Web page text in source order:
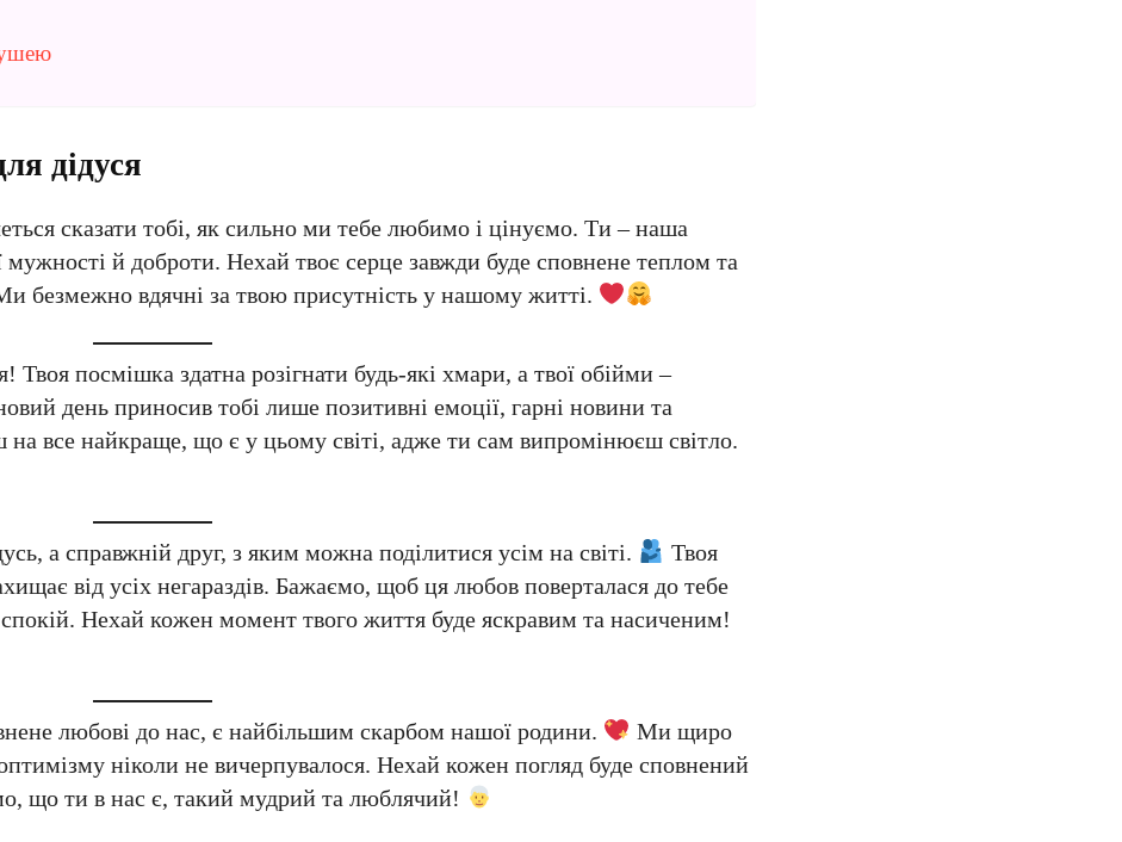
дідуся
сказати тобі, як сильно ми тебе любимо і цінуємо. Ти – наша
й доброти. Нехай твоє серце завжди буде сповнене теплом та
безмежно вдячні за твою присутність у нашому житті.
посмішка здатна розігнати будь-які хмари, а твої обійми –
день приносив тобі лише позитивні емоції, гарні новини та
на все найкраще, що є у цьому світі, адже ти сам випромінюєш світло.
а справжній друг, з яким можна поділитися усім на світі.
Твоя
від усіх негараздів. Бажаємо, щоб ця любов поверталася до тебе
Нехай кожен момент твого життя буде яскравим та насиченим!
любові до нас, є найбільшим скарбом нашої родини.
Ми щиро
ніколи не вичерпувалося. Нехай кожен погляд буде сповнений
що ти в нас є, такий мудрий та люблячий!